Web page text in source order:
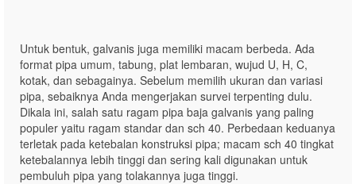
Untuk bentuk, galvanis juga memiliki macam berbeda. Ada
format pipa umum, tabung, plat lembaran, wujud U, H, C,
kotak, dan sebagainya. Sebelum memilih ukuran dan variasi
pipa, sebaiknya Anda mengerjakan survei terpenting dulu.
Dikala ini, salah satu ragam pipa baja galvanis yang paling
populer yaitu ragam standar dan sch 40. Perbedaan keduanya
terletak pada ketebalan konstruksi pipa; macam sch 40 tingkat
ketebalannya lebih tinggi dan sering kali digunakan untuk
pembuluh pipa yang tolakannya juga tinggi.